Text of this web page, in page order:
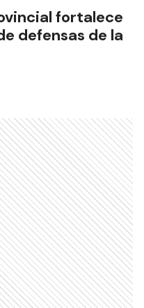
fortalece
defensas de la